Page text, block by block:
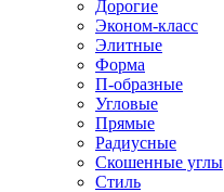
Дорогие
Эконом-класс
Элитные
Форма
П-образные
Угловые
Прямые
Радиусные
Скошенные углы
Стиль